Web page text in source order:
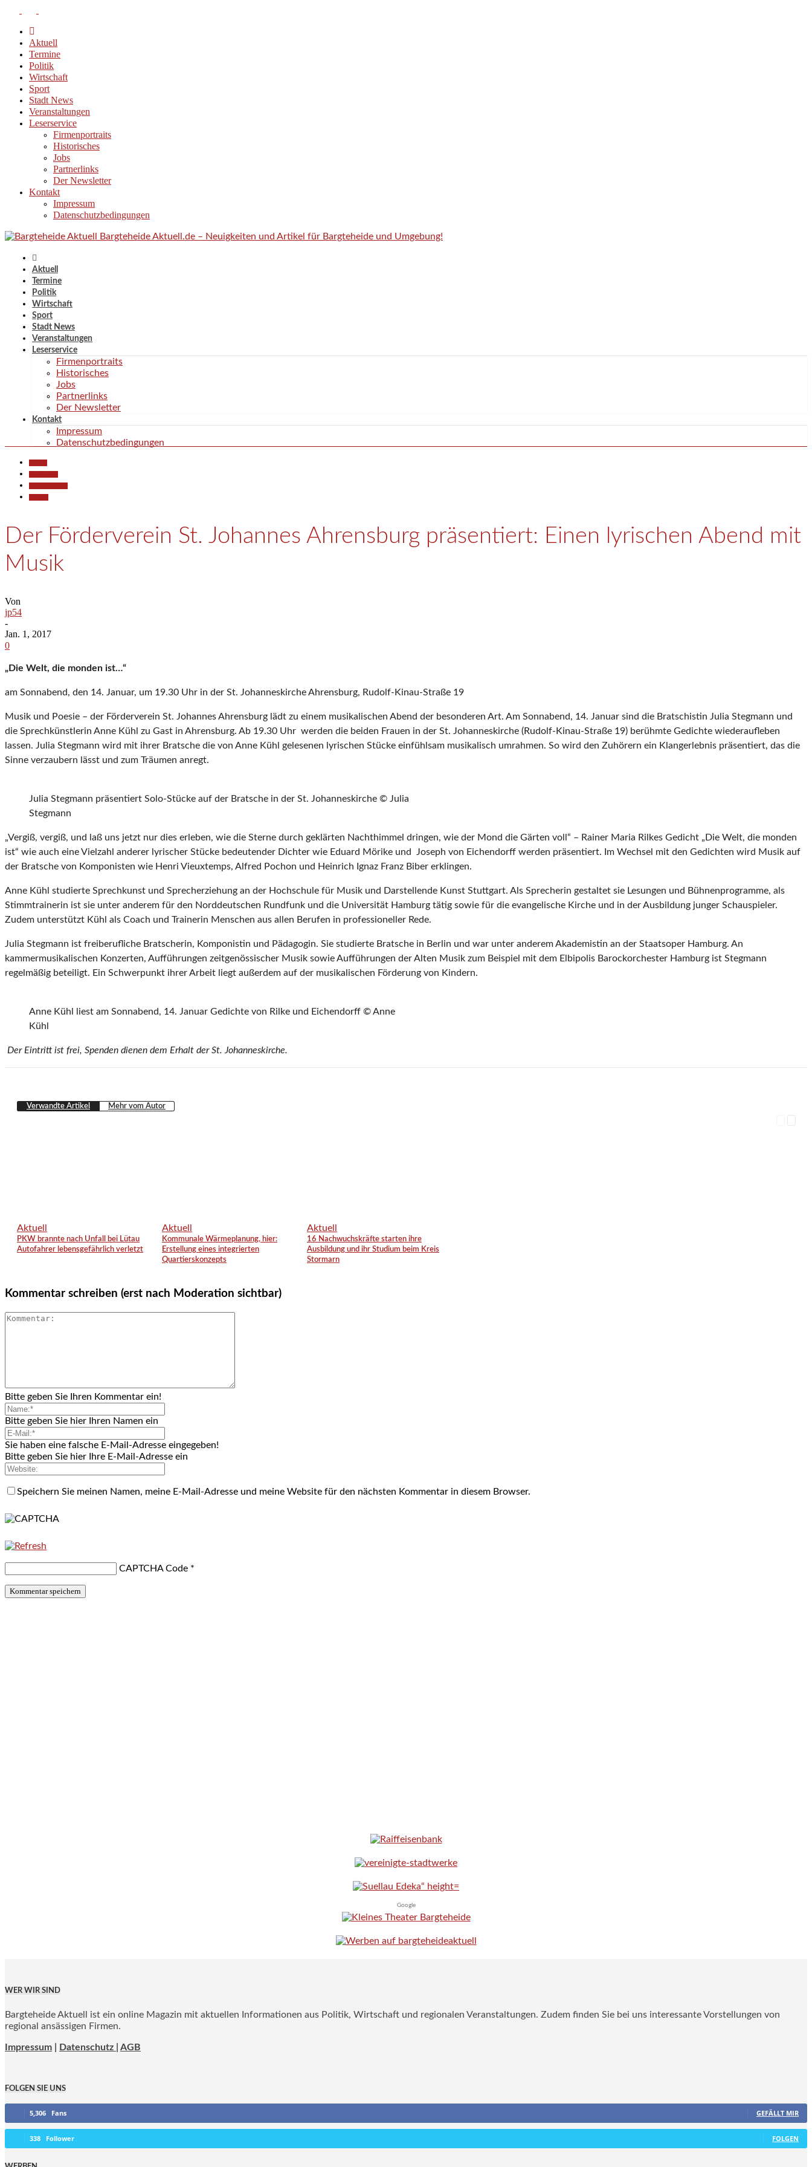
Aktuell
Termine
Politik
Wirtschaft
Sport
Stadt News
Veranstaltungen
Leserservice
Firmenportraits
Historisches
Jobs
Partnerlinks
Der Newsletter
Kontakt
Impressum
Datenschutzbedingungen
Bargteheide Aktuell.de – Neuigkeiten und Artikel für Bargteheide und Umgebung!
Aktuell
Termine
Politik
Wirtschaft
Sport
Stadt News
Veranstaltungen
Leserservice
Firmenportraits
Historisches
Jobs
Partnerlinks
Der Newsletter
Kontakt
Impressum
Datenschutzbedingungen
Der Förderverein St. Johannes Ahrensburg präsentiert: Einen lyrischen Abend mit
Musik
Von
jp54
-
Jan. 1, 2017
0
„Die Welt, die monden ist…“
am Sonnabend, den 14. Januar, um 19.30 Uhr in der St. Johanneskirche Ahrensburg, Rudolf-Kinau-Straße 19
Musik und Poesie – der Förderverein St. Johannes Ahrensburg lädt zu einem musikalischen Abend der besonderen Art. Am Sonnabend, 14. Januar sind die Bratschistin Julia Stegmann und
die Sprechkünstlerin Anne Kühl zu Gast in Ahrensburg. Ab 19.30 Uhr werden die beiden Frauen in der St. Johanneskirche (Rudolf-Kinau-Straße 19) berühmte Gedichte wiederaufleben
lassen. Julia Stegmann wird mit ihrer Bratsche die von Anne Kühl gelesenen lyrischen Stücke einfühlsam musikalisch umrahmen. So wird den Zuhörern ein Klangerlebnis präsentiert, das die
Sinne verzaubern lässt und zum Träumen anregt.
Julia Stegmann präsentiert Solo-Stücke auf der Bratsche in der St. Johanneskirche © Julia
Stegmann
„Vergiß, vergiß, und laß uns jetzt nur dies erleben, wie die Sterne durch geklärten Nachthimmel dringen, wie der Mond die Gärten voll“ – Rainer Maria Rilkes Gedicht „Die Welt, die monden
ist“ wie auch eine Vielzahl anderer lyrischer Stücke bedeutender Dichter wie Eduard Mörike und Joseph von Eichendorff werden präsentiert. Im Wechsel mit den Gedichten wird Musik auf
der Bratsche von Komponisten wie Henri Vieuxtemps, Alfred Pochon und Heinrich Ignaz Franz Biber erklingen.
Anne Kühl studierte Sprechkunst und Sprecherziehung an der Hochschule für Musik und Darstellende Kunst Stuttgart. Als Sprecherin gestaltet sie Lesungen und Bühnenprogramme, als
Stimmtrainerin ist sie unter anderem für den Norddeutschen Rundfunk und die Universität Hamburg tätig sowie für die evangelische Kirche und in der Ausbildung junger Schauspieler.
Zudem unterstützt Kühl als Coach und Trainerin Menschen aus allen Berufen in professioneller Rede.
Julia Stegmann ist freiberufliche Bratscherin, Komponistin und Pädagogin. Sie studierte Bratsche in Berlin und war unter anderem Akademistin an der Staatsoper Hamburg. An
kammermusikalischen Konzerten, Aufführungen zeitgenössischer Musik sowie Aufführungen der Alten Musik zum Beispiel mit dem Elbipolis Barockorchester Hamburg ist Stegmann
regelmäßig beteiligt. Ein Schwerpunkt ihrer Arbeit liegt außerdem auf der musikalischen Förderung von Kindern.
Anne Kühl liest am Sonnabend, 14. Januar Gedichte von Rilke und Eichendorff © Anne
Kühl
Der Eintritt ist frei, Spenden dienen dem Erhalt der St. Johanneskirche.
Verwandte Artikel Mehr vom Autor
Aktuell
PKW brannte nach Unfall bei Lütau
Autofahrer lebensgefährlich verletzt
Aktuell
Kommunale Wärmeplanung, hier:
Erstellung eines integrierten
Quartierskonzepts
Aktuell
16 Nachwuchskräfte starten ihre
Ausbildung und ihr Studium beim Kreis
Stormarn
Kommentar schreiben (erst nach Moderation sichtbar)
Bitte geben Sie Ihren Kommentar ein!
Bitte geben Sie hier Ihren Namen ein
Sie haben eine falsche E-Mail-Adresse eingegeben!
Bitte geben Sie hier Ihre E-Mail-Adresse ein
Speichern Sie meinen Namen, meine E-Mail-Adresse und meine Website für den nächsten Kommentar in diesem Browser.
CAPTCHA Code *
Google
WER WIR SIND
Bargteheide Aktuell ist ein online Magazin mit aktuellen Informationen aus Politik, Wirtschaft und regionalen Veranstaltungen. Zudem finden Sie bei uns interessante Vorstellungen von
regional ansässigen Firmen.
Impressum Datenschutz | AGB
FOLGEN SIE UNS
5,306 Fans GEFÄLLT MIR
338 Follower FOLGEN